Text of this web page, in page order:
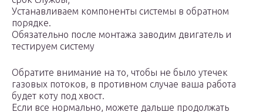
Устанавливаем компоненты системы в обратном
порядке.
Обязательно после монтажа заводим двигатель и
тестируем систему
Обратите внимание на то, чтобы не было утечек
газовых потоков, в противном случае ваша работа
будет коту под хвост.
Если все нормально, можете дальше продолжать